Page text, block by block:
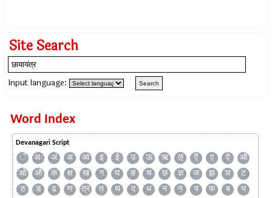
Site Search
Input language:
Word Index
Devanagari Script
ँ अः अं अ आ इ ई उ ऊ ऋ ऌ ऍ ए ऐ
ऑ
ओ
औ क क्ष ख ग घ ङ च छ ज्ञ ज झ ञ
ट
ठ
ड ढ ण त्र त थ द ध न ऩ प फ ब
भ